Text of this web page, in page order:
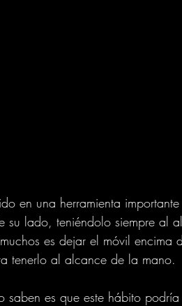
en una herramienta
su lado, teniéndolo siempre al
es dejar el móvil encima
tenerlo al alcance de la mano.
es que este hábito podría